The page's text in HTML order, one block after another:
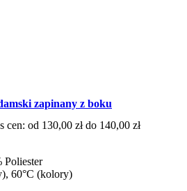
zapinany z boku
cen: od 130,00 zł do 140,00 zł
Poliester
60°C (kolory)